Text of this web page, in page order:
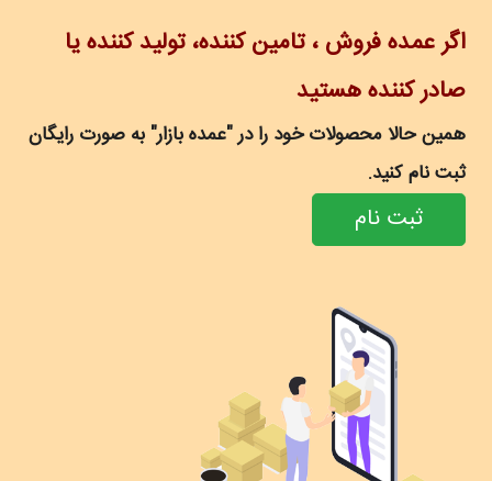
اگر عمده فروش ، تامین کننده، تولید کننده یا
صادر کننده هستید
همین حالا محصولات خود را در "عمده بازار" به صورت رایگان
ثبت نام کنید.
ثبت نام